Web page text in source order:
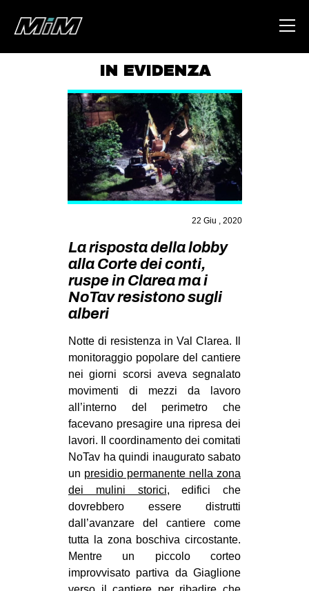
ABOUT
AREA
DEGENERAZIONE
GAZA FREESTYLE
CSOA LAMBRETTA
MSM
STUDENTI TSUNAMI
ZAM
MOBILITAZIONI
SPAZI
SPORT POPOLARE
MOVIMENTI
AMBIENTE
ANTIFASCISMO
DIRITTO ALL’ABITARE
GENERI
MIGRAZIONI
PRECARIATO
REPRESSIONE
IN EVIDENZA
22 Giu , 2020
La risposta della lobby
alla Corte dei conti,
ruspe in Clarea ma i
NoTav resistono sugli
alberi
Notte di resistenza in Val Clarea. Il
monitoraggio popolare del cantiere
nei giorni scorsi aveva segnalato
movimenti di mezzi da lavoro
all’interno del perimetro che
facevano presagire una ripresa dei
lavori. Il coordinamento dei comitati
NoTav ha quindi inaugurato sabato
un presidio permanente nella zona
dei mulini storici, edifici che
dovrebbero essere distrutti
dall’avanzare del cantiere come
tutta la zona boschiva circostante.
Mentre un piccolo corteo
improvvisato partiva da Giaglione